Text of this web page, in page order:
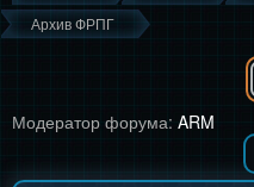
Архив ФРПГ
Модератор форума: ARM